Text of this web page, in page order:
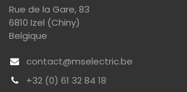
Rue de la Gare, 83
6810 Izel (Chiny)
Belgique
contact@mselectric.be
+32 (0) 61 32 84 18